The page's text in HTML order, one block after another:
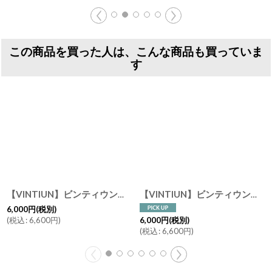
この商品を買った人は、こんな商品も買っていま
す
【VINTIUN】ビンティウン 名入れ注文 スターライト 16. BEAR 木製星型ライト スペイン製
6,000円(税別)
(税込:6,600円)
【VINTIUN】ビンティウン 名入れ注文 スターライト 15. NIGHT 木製星型ライト スペイン製 インテリアライト
6,000円(税別)
(税込:6,600円)